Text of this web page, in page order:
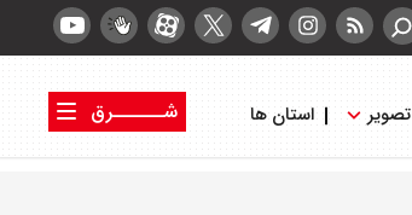
تصویر استان ها
شــــــرق